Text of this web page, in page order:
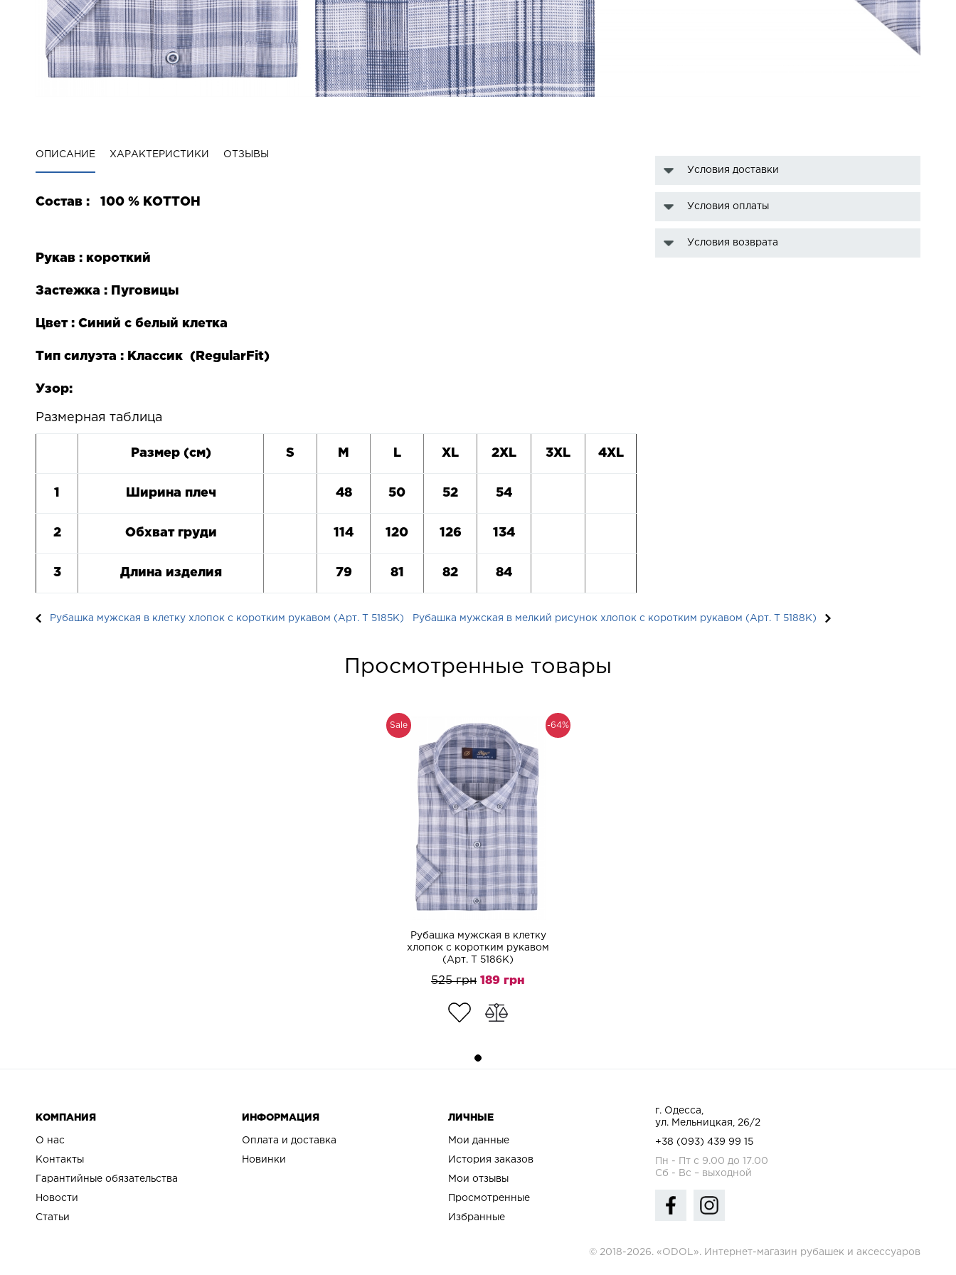
ОПИСАНИЕ ХАРАКТЕРИСТИКИ ОТЗЫВЫ
Состав : 100 % КОТТОН
Рукав : короткий
Застежка : Пуговицы
Цвет : Синий с белый клетка
Тип силуэта : Классик ( Regular Fit)
Узор:
Размерная таблица
Размер (см) S M L XL 2XL 3XL 4XL
1 Ширина плеч 48 50 52 54
2 Обхват груди 114 120 126 134
3 Длина изделия 79 81 82 84
Условия доставки
Условия оплаты
Условия возврата
Рубашка мужская в клетку хлопок с коротким рукавом (Арт. T 5185K) Рубашка мужская в мелкий рисунок хлопок с коротким рукавом (Арт. T 5188K)
Просмотренные товары
-64%
Sale
Рубашка мужская в клетку
хлопок с коротким рукавом
(Арт. T 5186K)
525 грн 189 грн
КОМПАНИЯ
О нас
Контакты
Гарантийные обязательства
Новости
Статьи
ИНФОРМАЦИЯ
Оплата и доставка
Новинки
ЛИЧНЫЕ
Мои данные
История заказов
Мои отзывы
Просмотренные
Избранные
г. Одесса,
ул. Мельницкая, 26/2
+38 (093) 439 99 15
Пн - Пт с 9.00 до 17.00
Сб - Вс – выходной
© 2018-2026. «ODOL». Интернет-магазин рубашек и аксессуаров